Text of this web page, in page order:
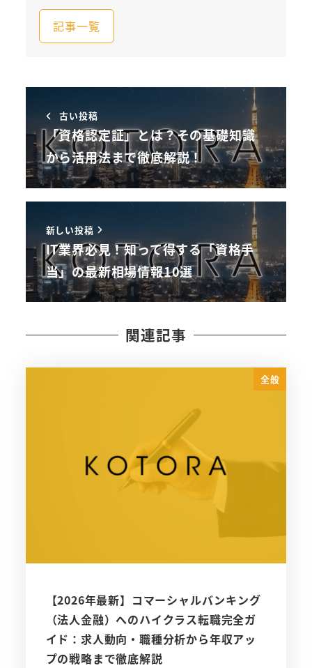
記事一覧
古い投稿
「資格認定証」とは？その基礎知識
から活用法まで徹底解説！
新しい投稿
IT業界必見！知って得する「資格手
当」の最新相場情報10選
関連記事
全般
【2026年最新】コマーシャルバンキング
（法人金融）へのハイクラス転職完全ガ
イド：求人動向・職種分析から年収アッ
プの戦略まで徹底解説